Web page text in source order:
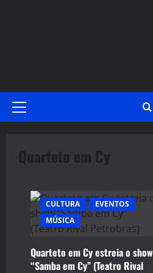
Primary
Quarteto em Cy
CULTURA
EVENTOS
MÚSICA
Quarteto em Cy estreia o show
“Samba em Cy” (Teatro Rival